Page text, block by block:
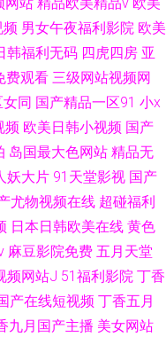
男女午夜福利影院 欧美
韩福利无码 四虎四房 亚
费观看 三级网站视频网
女同 国产精品一区91 小x
频 欧美日韩小视频 国产
岛国最大色网站 精品无
妖大片 91天堂影视 国产
尤物视频在线 超碰福利
日本日韩欧美在线 黄色
麻豆影院免费 五月天堂
频网站J 51福利影院 丁香
产在线短视频 丁香五月
九月国产主播 美女网站